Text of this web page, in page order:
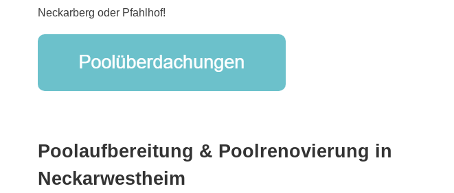
Neckarberg oder Pfahlhof!
Poolaufbereitung & Poolrenovierung in
Neckarwestheim